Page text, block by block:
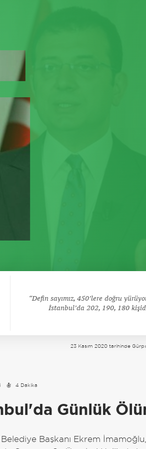
Defin sayımız, 450’lere doğru
İstanbul’da 202, 190, 180
23 Kasım 2020 tarihinde
4 Dakika
Günlük
Belediye Başkanı Ekrem